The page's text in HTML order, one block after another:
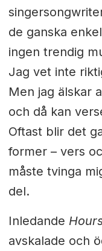
de ganska
ingen trendig
Jag vet inte
Men jag älskar
och då kan
Oftast blir det
former – vers
måste tvinga
del.
Inledande
avskalade och